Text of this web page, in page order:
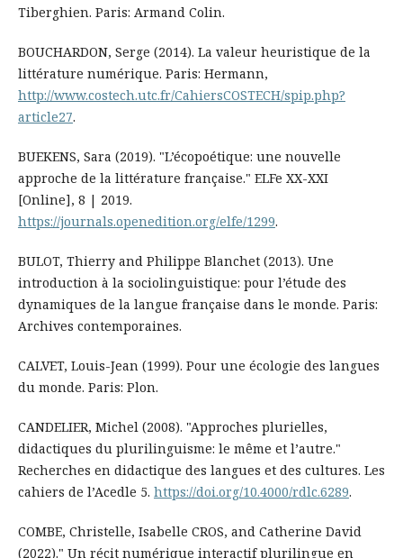
Tiberghien. Paris: Armand Colin.
BOUCHARDON, Serge (2014). La valeur heuristique de la
littérature numérique. Paris: Hermann,
http://www.costech.utc.fr/CahiersCOSTECH/spip.php?
article27.
BUEKENS, Sara (2019). "L’écopoétique: une nouvelle
approche de la littérature française." ELFe XX-XXI
[Online], 8 | 2019.
https://journals.openedition.org/elfe/1299.
BULOT, Thierry and Philippe Blanchet (2013). Une
introduction à la sociolinguistique: pour l’étude des
dynamiques de la langue française dans le monde. Paris:
Archives contemporaines.
CALVET, Louis-Jean (1999). Pour une écologie des langues
du monde. Paris: Plon.
CANDELIER, Michel (2008). "Approches plurielles,
didactiques du plurilinguisme: le même et l’autre."
Recherches en didactique des langues et des cultures. Les
cahiers de l’Acedle 5. https://doi.org/10.4000/rdlc.6289.
COMBE, Christelle, Isabelle CROS, and Catherine David
(2022)." Un récit numérique interactif plurilingue en